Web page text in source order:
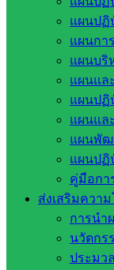
แผนปฏิ
แผนกา
แผนบริ
แผนแล
แผนปฏิ
แผนแล
แผนพัฒ
แผนปฏิ
คู่มือกา
ส่งเสริมควา
การนำ
นวัตกร
ประมว
กระทรวงศึก
กระทรวงกา
สำนักงานเล
สำนักงานค
สำนักงานค
ฐาน
รายชื่อมหาวิ
เว็บไซต์สำนั
เว็บไซต์ สพ
เว็บไซต์ สพป.
กรมบัญชีกลา
สำนักงาน ส.